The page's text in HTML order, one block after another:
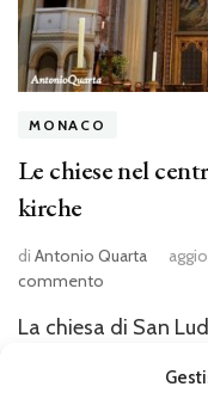
MONACO
Le chiese nel
kirche
di Antonio Quarta
commento
chiese
La chiesa di San